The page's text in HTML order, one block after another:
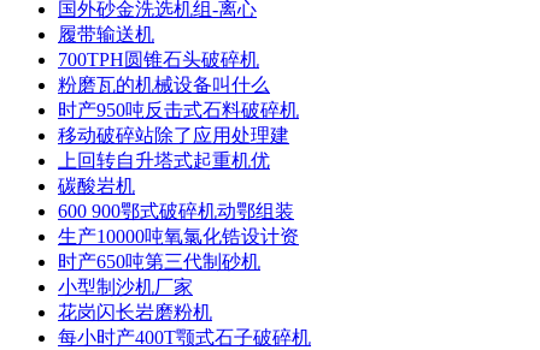
国外砂金洗选机组-离心
履带输送机
700TPH圆锥石头破碎机
粉磨瓦的机械设备叫什么
时产950吨反击式石料破碎机
移动破碎站除了应用处理建
上回转自升塔式起重机优
碳酸岩机
600 900鄂式破碎机动鄂组装
生产10000吨氧氯化锆设计资
时产650吨第三代制砂机
小型制沙机厂家
花岗闪长岩磨粉机
每小时产400T颚式石子破碎机